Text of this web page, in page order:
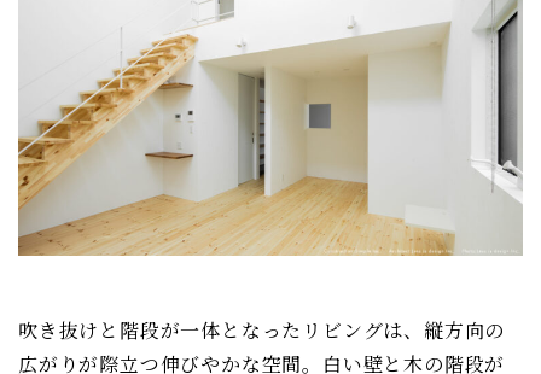
吹き抜けと階段が一体となったリビングは、縦方向の
広がりが際立つ伸びやかな空間。白い壁と木の階段が